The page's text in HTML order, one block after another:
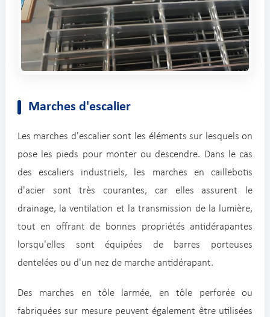
Marches d'escalier
Les marches d'escalier sont les éléments sur lesquels on
pose les pieds pour monter ou descendre. Dans le cas
des escaliers industriels, les marches en caillebotis
d'acier sont très courantes, car elles assurent le
drainage, la ventilation et la transmission de la lumière,
tout en offrant de bonnes propriétés antidérapantes
lorsqu'elles sont équipées de barres porteuses
dentelées ou d'un nez de marche antidérapant.
Des marches en tôle larmée, en tôle perforée ou
fabriquées sur mesure peuvent également être utilisées